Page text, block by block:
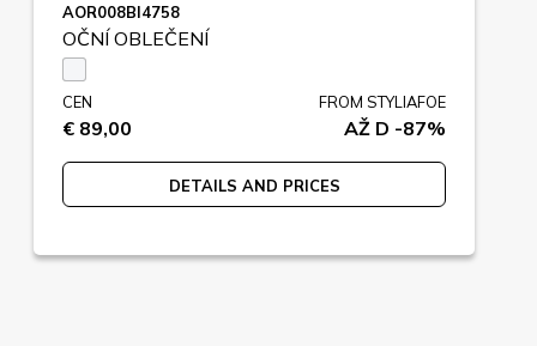
AOR008BI4758
OČNÍ OBLEČENÍ
CEN
€ 89,00
FROM STYLIAFOE
AŽ D -87%
DETAILS AND PRICES